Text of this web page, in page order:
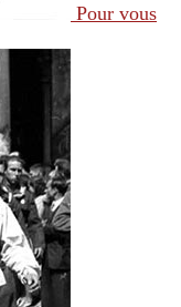
Pour vous